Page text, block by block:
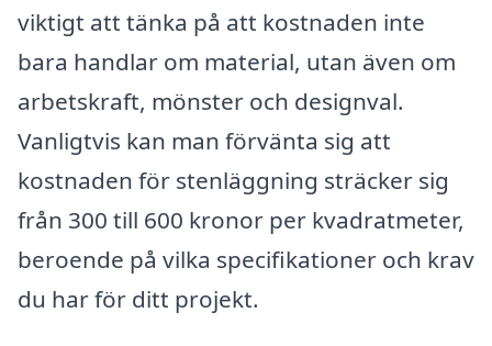
viktigt att tänka på att kostnaden inte
bara handlar om material, utan även om
arbetskraft, mönster och designval.
Vanligtvis kan man förvänta sig att
kostnaden för stenläggning sträcker sig
från 300 till 600 kronor per kvadratmeter,
beroende på vilka specifikationer och krav
du har för ditt projekt.